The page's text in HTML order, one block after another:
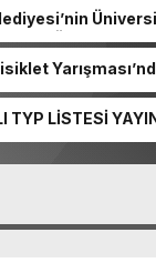
son gün 7 Ağustos.
TYP LİSTESİ